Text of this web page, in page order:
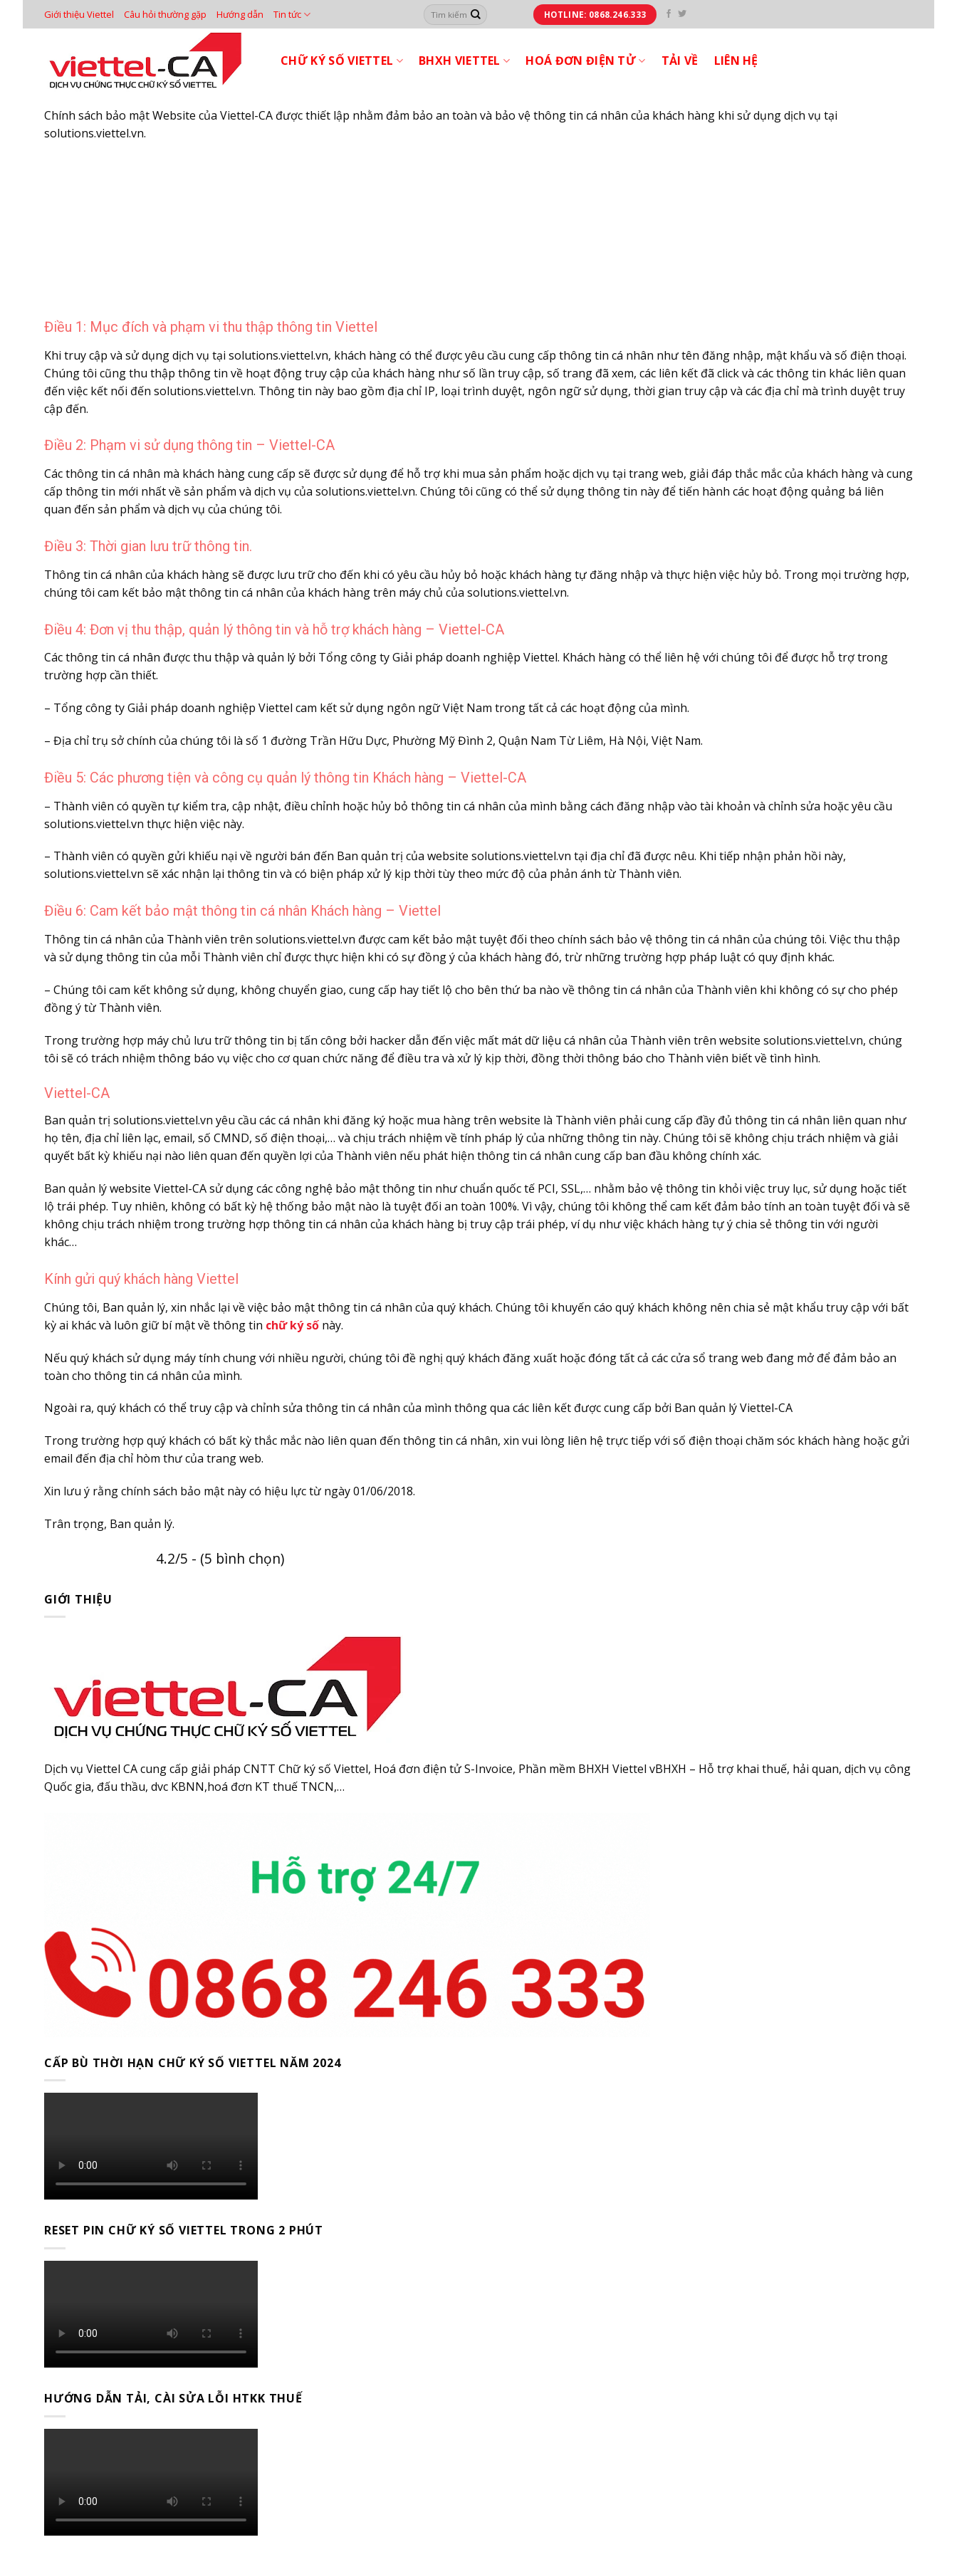
qua
dung
Giới thiệu Viettel Câu hỏi thường gặp Hướng dẫn Tin tức HOTLINE: 0868.246.333
CHỮ KÝ SỐ VIETTEL BHXH VIETTEL HOÁ ĐƠN ĐIỆN TỬ TẢI VỀ LIÊN HỆ
Chính sách bảo mật Website của Viettel-CA được thiết lập nhằm đảm bảo an toàn và bảo vệ thông tin cá nhân của khách hàng khi sử dụng dịch vụ tại
solutions.viettel.vn.
Điều 1: Mục đích và phạm vi thu thập thông tin Viettel
Khi truy cập và sử dụng dịch vụ tại solutions.viettel.vn, khách hàng có thể được yêu cầu cung cấp thông tin cá nhân như tên đăng nhập, mật khẩu và số điện thoại.
Chúng tôi cũng thu thập thông tin về hoạt động truy cập của khách hàng như số lần truy cập, số trang đã xem, các liên kết đã click và các thông tin khác liên quan
đến việc kết nối đến solutions.viettel.vn. Thông tin này bao gồm địa chỉ IP, loại trình duyệt, ngôn ngữ sử dụng, thời gian truy cập và các địa chỉ mà trình duyệt truy
cập đến.
Điều 2: Phạm vi sử dụng thông tin – Viettel-CA
Các thông tin cá nhân mà khách hàng cung cấp sẽ được sử dụng để hỗ trợ khi mua sản phẩm hoặc dịch vụ tại trang web, giải đáp thắc mắc của khách hàng và cung
cấp thông tin mới nhất về sản phẩm và dịch vụ của solutions.viettel.vn. Chúng tôi cũng có thể sử dụng thông tin này để tiến hành các hoạt động quảng bá liên
quan đến sản phẩm và dịch vụ của chúng tôi.
Điều 3: Thời gian lưu trữ thông tin.
Thông tin cá nhân của khách hàng sẽ được lưu trữ cho đến khi có yêu cầu hủy bỏ hoặc khách hàng tự đăng nhập và thực hiện việc hủy bỏ. Trong mọi trường hợp,
chúng tôi cam kết bảo mật thông tin cá nhân của khách hàng trên máy chủ của solutions.viettel.vn.
Điều 4: Đơn vị thu thập, quản lý thông tin và hỗ trợ khách hàng – Viettel-CA
Các thông tin cá nhân được thu thập và quản lý bởi Tổng công ty Giải pháp doanh nghiệp Viettel. Khách hàng có thể liên hệ với chúng tôi để được hỗ trợ trong
trường hợp cần thiết.
– Tổng công ty Giải pháp doanh nghiệp Viettel cam kết sử dụng ngôn ngữ Việt Nam trong tất cả các hoạt động của mình.
– Địa chỉ trụ sở chính của chúng tôi là số 1 đường Trần Hữu Dực, Phường Mỹ Đình 2, Quận Nam Từ Liêm, Hà Nội, Việt Nam.
Điều 5: Các phương tiện và công cụ quản lý thông tin Khách hàng – Viettel-CA
– Thành viên có quyền tự kiểm tra, cập nhật, điều chỉnh hoặc hủy bỏ thông tin cá nhân của mình bằng cách đăng nhập vào tài khoản và chỉnh sửa hoặc yêu cầu
solutions.viettel.vn thực hiện việc này.
– Thành viên có quyền gửi khiếu nại về người bán đến Ban quản trị của website solutions.viettel.vn tại địa chỉ đã được nêu. Khi tiếp nhận phản hồi này,
solutions.viettel.vn sẽ xác nhận lại thông tin và có biện pháp xử lý kịp thời tùy theo mức độ của phản ánh từ Thành viên.
Điều 6: Cam kết bảo mật thông tin cá nhân Khách hàng – Viettel
Thông tin cá nhân của Thành viên trên solutions.viettel.vn được cam kết bảo mật tuyệt đối theo chính sách bảo vệ thông tin cá nhân của chúng tôi. Việc thu thập
và sử dụng thông tin của mỗi Thành viên chỉ được thực hiện khi có sự đồng ý của khách hàng đó, trừ những trường hợp pháp luật có quy định khác.
– Chúng tôi cam kết không sử dụng, không chuyển giao, cung cấp hay tiết lộ cho bên thứ ba nào về thông tin cá nhân của Thành viên khi không có sự cho phép
đồng ý từ Thành viên.
Trong trường hợp máy chủ lưu trữ thông tin bị tấn công bởi hacker dẫn đến việc mất mát dữ liệu cá nhân của Thành viên trên website solutions.viettel.vn, chúng
tôi sẽ có trách nhiệm thông báo vụ việc cho cơ quan chức năng để điều tra và xử lý kịp thời, đồng thời thông báo cho Thành viên biết về tình hình.
Viettel-CA
Ban quản trị solutions.viettel.vn yêu cầu các cá nhân khi đăng ký hoặc mua hàng trên website là Thành viên phải cung cấp đầy đủ thông tin cá nhân liên quan như
họ tên, địa chỉ liên lạc, email, số CMND, số điện thoại,… và chịu trách nhiệm về tính pháp lý của những thông tin này. Chúng tôi sẽ không chịu trách nhiệm và giải
quyết bất kỳ khiếu nại nào liên quan đến quyền lợi của Thành viên nếu phát hiện thông tin cá nhân cung cấp ban đầu không chính xác.
Ban quản lý website Viettel-CA sử dụng các công nghệ bảo mật thông tin như chuẩn quốc tế PCI, SSL,… nhằm bảo vệ thông tin khỏi việc truy lục, sử dụng hoặc tiết
lộ trái phép. Tuy nhiên, không có bất kỳ hệ thống bảo mật nào là tuyệt đối an toàn 100%. Vì vậy, chúng tôi không thể cam kết đảm bảo tính an toàn tuyệt đối và sẽ
không chịu trách nhiệm trong trường hợp thông tin cá nhân của khách hàng bị truy cập trái phép, ví dụ như việc khách hàng tự ý chia sẻ thông tin với người
khác…
Kính gửi quý khách hàng Viettel
Chúng tôi, Ban quản lý, xin nhắc lại về việc bảo mật thông tin cá nhân của quý khách. Chúng tôi khuyến cáo quý khách không nên chia sẻ mật khẩu truy cập với bất
kỳ ai khác và luôn giữ bí mật về thông tin chữ ký số này.
Nếu quý khách sử dụng máy tính chung với nhiều người, chúng tôi đề nghị quý khách đăng xuất hoặc đóng tất cả các cửa sổ trang web đang mở để đảm bảo an
toàn cho thông tin cá nhân của mình.
Ngoài ra, quý khách có thể truy cập và chỉnh sửa thông tin cá nhân của mình thông qua các liên kết được cung cấp bởi Ban quản lý Viettel-CA
Trong trường hợp quý khách có bất kỳ thắc mắc nào liên quan đến thông tin cá nhân, xin vui lòng liên hệ trực tiếp với số điện thoại chăm sóc khách hàng hoặc gửi
email đến địa chỉ hòm thư của trang web.
Xin lưu ý rằng chính sách bảo mật này có hiệu lực từ ngày 01/06/2018.
Trân trọng, Ban quản lý.
4.2/5 - (5 bình chọn)
GIỚI THIỆU
Dịch vụ Viettel CA cung cấp giải pháp CNTT Chữ ký số Viettel, Hoá đơn điện tử S-Invoice, Phần mềm BHXH Viettel vBHXH – Hỗ trợ khai thuế, hải quan, dịch vụ công
Quốc gia, đấu thầu, dvc KBNN,hoá đơn KT thuế TNCN,…
CẤP BÙ THỜI HẠN CHỮ KÝ SỐ VIETTEL NĂM 2024
RESET PIN CHỮ KÝ SỐ VIETTEL TRONG 2 PHÚT
HƯỚNG DẪN TẢI, CÀI SỬA LỖI HTKK THUẾ